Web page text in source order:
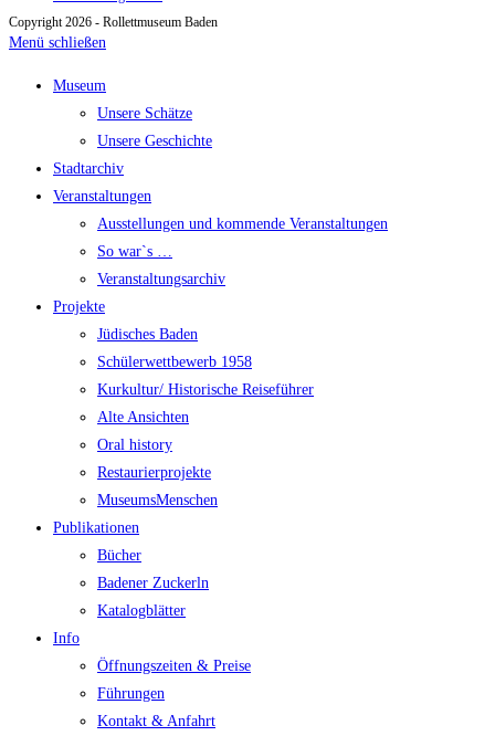
Copyright 2026 - Rollettmuseum Baden
Menü schließen
Museum
Unsere Schätze
Unsere Geschichte
Stadtarchiv
Veranstaltungen
Ausstellungen und kommende Veranstaltungen
So war`s …
Veranstaltungsarchiv
Projekte
Jüdisches Baden
Schülerwettbewerb 1958
Kurkultur/ Historische Reiseführer
Alte Ansichten
Oral history
Restaurierprojekte
MuseumsMenschen
Publikationen
Bücher
Badener Zuckerln
Katalogblätter
Info
Öffnungszeiten & Preise
Führungen
Kontakt & Anfahrt